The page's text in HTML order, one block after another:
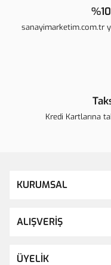
sanayimarketim.com.tr
Kredi Kartlarına
KURUMSAL
ALIŞVERİŞ
ÜYELİK